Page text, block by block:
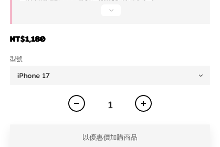
NT$1,180
型號
以優惠價加購商品